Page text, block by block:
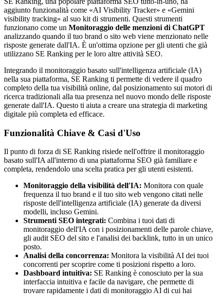
aggiunto funzionalità come «AI Visibility Tracker» e «Gemini
visibility tracking» al suo kit di strumenti. Questi strumenti
funzionano come un Monitoraggio delle menzioni di ChatGPT
analizzando quando il tuo brand o sito web viene menzionato nelle
risposte generate dall'IA. È un'ottima opzione per gli utenti che già
utilizzano SE Ranking per le loro altre attività SEO.
Integrando il monitoraggio basato sull'intelligenza artificiale (IA)
nella sua piattaforma, SE Ranking ti permette di vedere il quadro
completo della tua visibilità online, dal posizionamento sui motori di
ricerca tradizionali alla tua presenza nel nuovo mondo delle risposte
generate dall'IA. Questo ti aiuta a creare una strategia di marketing
digitale più completa ed efficace.
Funzionalità Chiave & Casi d'Uso
Il punto di forza di SE Ranking risiede nell'offrire il monitoraggio
basato sull'IA all'interno di una piattaforma SEO già familiare e
completa, rendendolo una scelta pratica per gli utenti esistenti.
Monitoraggio della visibilità dell'IA: Monitora con quale
frequenza il tuo brand e il tuo sito web vengono citati nelle
risposte dell'intelligenza artificiale (IA) generate da diversi
modelli, incluso Gemini.
Strumenti SEO integrati: Combina i tuoi dati di
monitoraggio dell'IA con i posizionamenti delle parole chiave,
gli audit SEO del sito e l'analisi dei backlink, tutto in un unico
posto.
Analisi della concorrenza: Monitora la visibilità AI dei tuoi
concorrenti per scoprire come ti posizioni rispetto a loro.
Dashboard intuitiva: SE Ranking è conosciuto per la sua
interfaccia intuitiva e facile da navigare, che permette di
trovare rapidamente i dati di monitoraggio AI di cui hai